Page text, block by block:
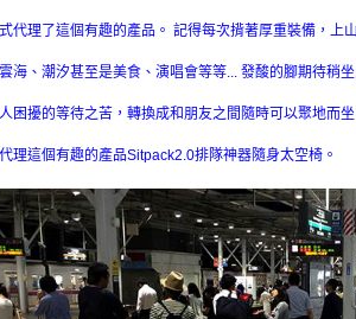
代理了這個有趣的產品。 記得每次揹著厚重裝備，上
海、潮汐甚至是美食、演唱會等等... 發酸的腳期待稍坐
困擾的等待之苦，轉換成和朋友之間隨時可以聚地而
理這個有趣的產品Sitpack2.0排隊神器隨身太空椅。